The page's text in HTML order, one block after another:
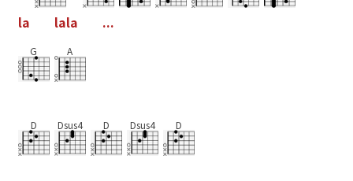
la lala ...
G A
D Dsus4 D Dsus4 D